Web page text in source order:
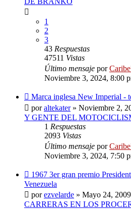
1
2
3
43 Respuestas
47511 Vistas
Último mensaje por
Noviembre 3, 2024, 8:00
Nuevo
mensaje
Marca inglesa New Imperial -
poraltekater» Noviembre 2,
Y GENTE DEL
1 Respuestas
2093 Vistas
Último mensaje por
Noviembre 3, 2024, 7:50
Nuevo
mensaje
1967 3er gran premio
Venezuela
porezvelarde » Mayo 24,
CARRERAS EN LOS